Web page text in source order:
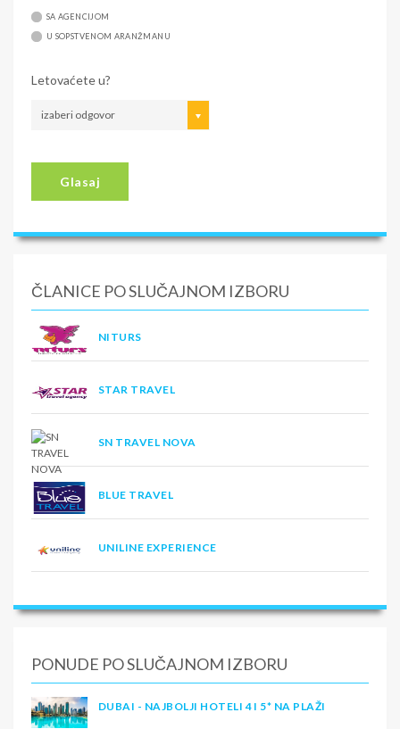
SA AGENCIJOM
U SOPSTVENOM ARANŽMANU
Letovaćete u?
izaberi odgovor
Glasaj
ČLANICE PO SLUČAJNOM IZBORU
NITURS
STAR TRAVEL
SN TRAVEL NOVA
BLUE TRAVEL
UNILINE EXPERIENCE
PONUDE PO SLUČAJNOM IZBORU
DUBAI - NAJBOLJI HOTELI 4 I 5* NA PLAŽI